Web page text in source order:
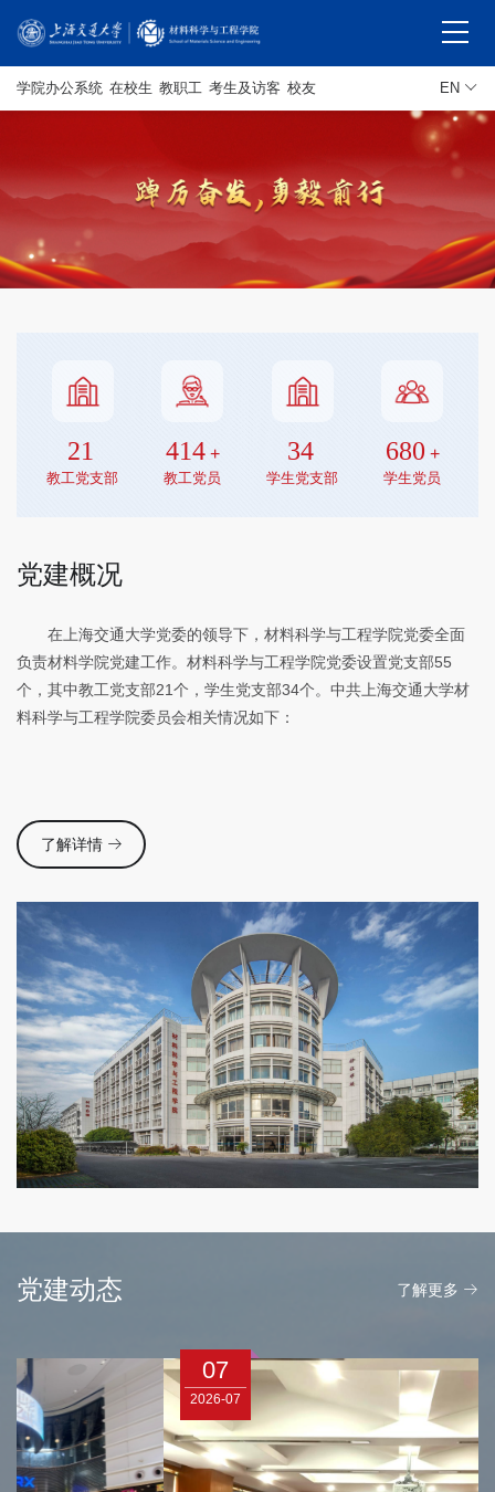
学院办公系统 在校生 教职工 考生及访客 校友 EN
21
教工党支部
414 +
教工党员
34
学生党支部
680 +
学生党员
党建概况
在上海交通大学党委的领导下，材料科学与工程学院党委全面
负责材料学院党建工作。材料科学与工程学院党委设置党支部55
个，其中教工党支部21个，学生党支部34个。中共上海交通大学材
料科学与工程学院委员会相关情况如下：
了解详情
党建动态 了解更多
2026-07